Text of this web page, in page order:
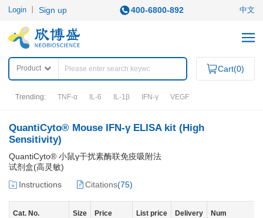
Login 丨Sign up 400-6800-892 中文
Product Cart(0)
Trending: TNF-α IL-6 IL-1β IFN-γ VEGF
PRODUCTS
Category
ELISA KITS
QuantiCyto®ELISA
QuantiCyto®ELISA (High Sensitivity)
QuantiCyto® Mouse IFN-γ ELISA kit (High
Sensitivity)
QuantiCyto® 小鼠γ干扰素酶联免疫吸附法
试剂盒(高灵敏)
Instructions
Citations(75)
Cat. No. Size Price List price Delivery Num